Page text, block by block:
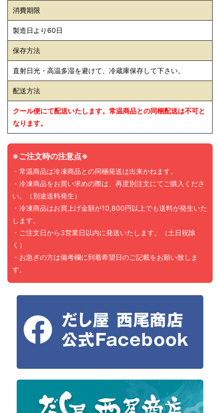
消費期限
製造日より60日
保存方法
直射日光・高温多湿を避けて、冷蔵庫保存して下さい。
配送方法
クール便にて配送いたします。常温商品との同梱配送は不可と
なります。
※ご注文時の注意点※
・常温商品は冷凍商品との同梱発送は出来かねます。
・冷凍商品をお買い求めの際は、再度別注文にてご購入くださ
い。（別途送料発生）
・冷凍商品はお買上げ金額が10,800円以上でも送料が発生いた
します。
・ご注文日から3営業日以内に発送いたします。（土日祝除
く）
・お急ぎの方は備考欄に到着希望日のご記載をお願い致しま
す。